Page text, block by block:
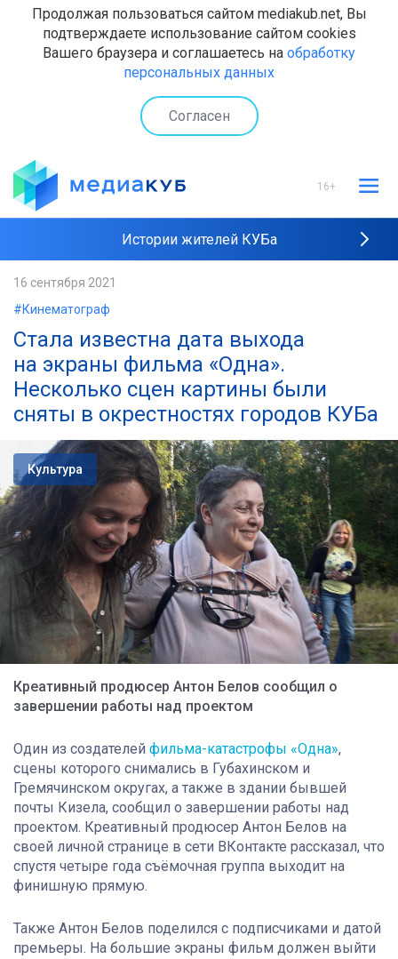
Продолжая пользоваться сайтом mediakub.net, Вы
подтверждаете использование сайтом cookies
Вашего браузера и соглашаетесь на обработку
персональных данных
Согласен
16+
Истории жителей КУБа
16 сентября 2021
#Кинематограф
Стала известна дата выхода
на экраны фильма «Одна».
Несколько сцен картины были
сняты в окрестностях городов КУБа
Культура
Креативный продюсер Антон Белов сообщил о
завершении работы над проектом
Один из создателей фильма-катастрофы «Одна»,
сцены которого снимались в Губахинском и
Гремячинском округах, а также в здании бывшей
почты Кизела, сообщил о завершении работы над
проектом. Креативный продюсер Антон Белов на
своей личной странице в сети ВКонтакте рассказал, что
спустя четыре года съёмочная группа выходит на
финишную прямую.
Также Антон Белов поделился с подписчиками и датой
премьеры. На большие экраны фильм должен выйти